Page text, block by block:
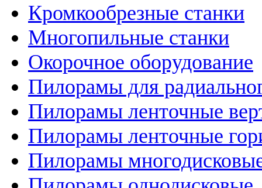
Кромкообрезные станки
Многопильные станки
Окорочное оборудование
Пилорамы для
Пилорамы ленточные
Пилорамы ленточные
Пилорамы